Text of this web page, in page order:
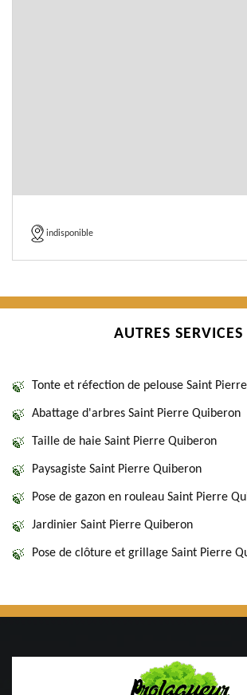
indisponible
AUTRES SERVICES
Tonte et réfection de pelouse Saint
Abattage d'arbres Saint Pierre Quiberon
Taille de haie Saint Pierre Quiberon
Paysagiste Saint Pierre Quiberon
Pose de gazon en rouleau Saint Pierre
Jardinier Saint Pierre Quiberon
Pose de clôture et grillage Saint Pierre